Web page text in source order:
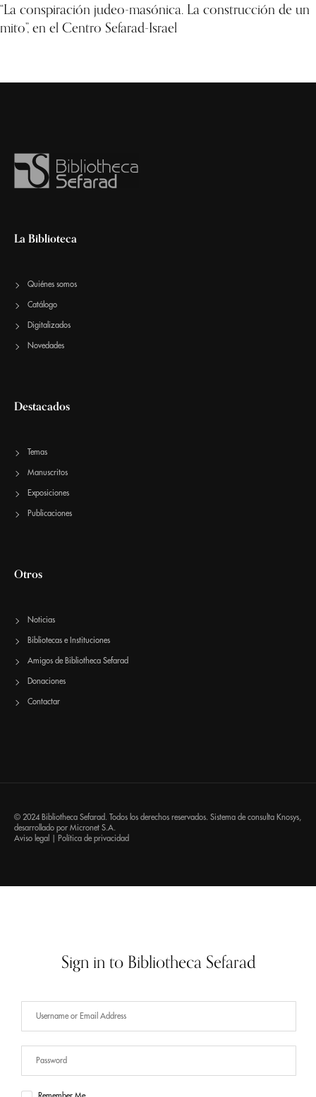
“La conspiración judeo-masónica. La construcción de un
mito”, en el Centro Sefarad-Israel
La Biblioteca
Quiénes somos
Catálogo
Digitalizados
Novedades
Destacados
Temas
Manuscritos
Exposiciones
Publicaciones
Otros
Noticias
Bibliotecas e Instituciones
Amigos de Bibliotheca Sefarad
Donaciones
Contactar
© 2024 Bibliotheca Sefarad. Todos los derechos reservados. Sistema de consulta Knosys,
desarrollado por Micronet S.A.
Aviso legal
Política de privacidad
Sign in to Bibliotheca Sefarad